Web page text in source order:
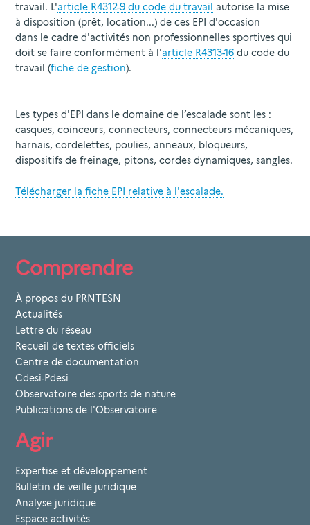
travail. L'article R4312-9 du code du travail
autorise la mise
à disposition (prêt, location...) de ces EPI d'occasion
dans le cadre d'activités non professionnelles sportives qui
doit se faire conformément à l'article R4313-16 du code du
travail (fiche de gestion).
Les types d'EPI dans le domaine de l’escalade sont les :
casques, coinceurs, connecteurs, connecteurs mécaniques,
harnais, cordelettes, poulies, anneaux, bloqueurs,
dispositifs de freinage, pitons, cordes dynamiques, sangles.
Télécharger la fiche EPI relative à l'escalade.
Comprendre
À propos du PRNTESN
Actualités
Lettre du réseau
Recueil de textes officiels
Centre de documentation
Cdesi-Pdesi
Observatoire des sports de nature
Publications de l'Observatoire
Agir
Expertise et développement
Bulletin de veille juridique
Analyse juridique
Espace activités